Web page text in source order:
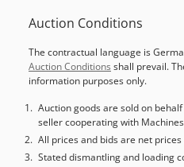
Auction Conditions
The contractual language is
Auction Conditions shall prevail.
information purposes only.
Auction goods are sold on
seller cooperating with
All prices and bids are net
Stated dismantling and loading